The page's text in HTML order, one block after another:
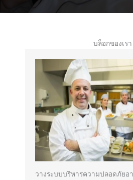
บล็อกของเรา
วางระบบบริหารความปลอดภัยอ